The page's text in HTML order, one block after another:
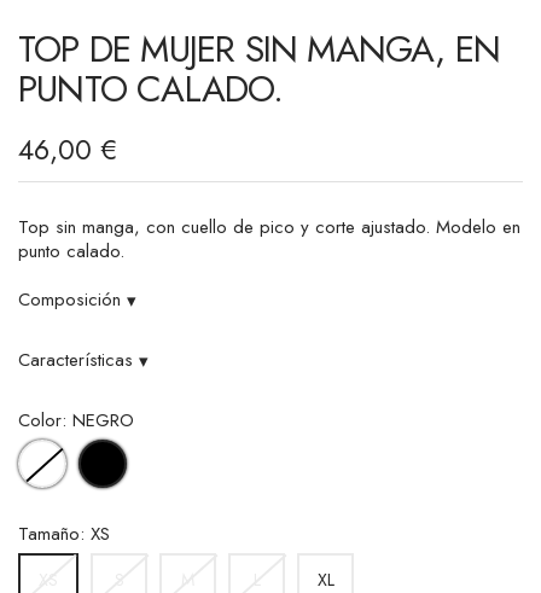
TOP DE MUJER SIN MANGA, EN
PUNTO CALADO.
46,00 €
Top sin manga, con cuello de pico y corte ajustado. Modelo en
punto calado.
Composición ▾
Características ▾
Color: NEGRO
BLANCONEGRO
Tamaño: XS
XL